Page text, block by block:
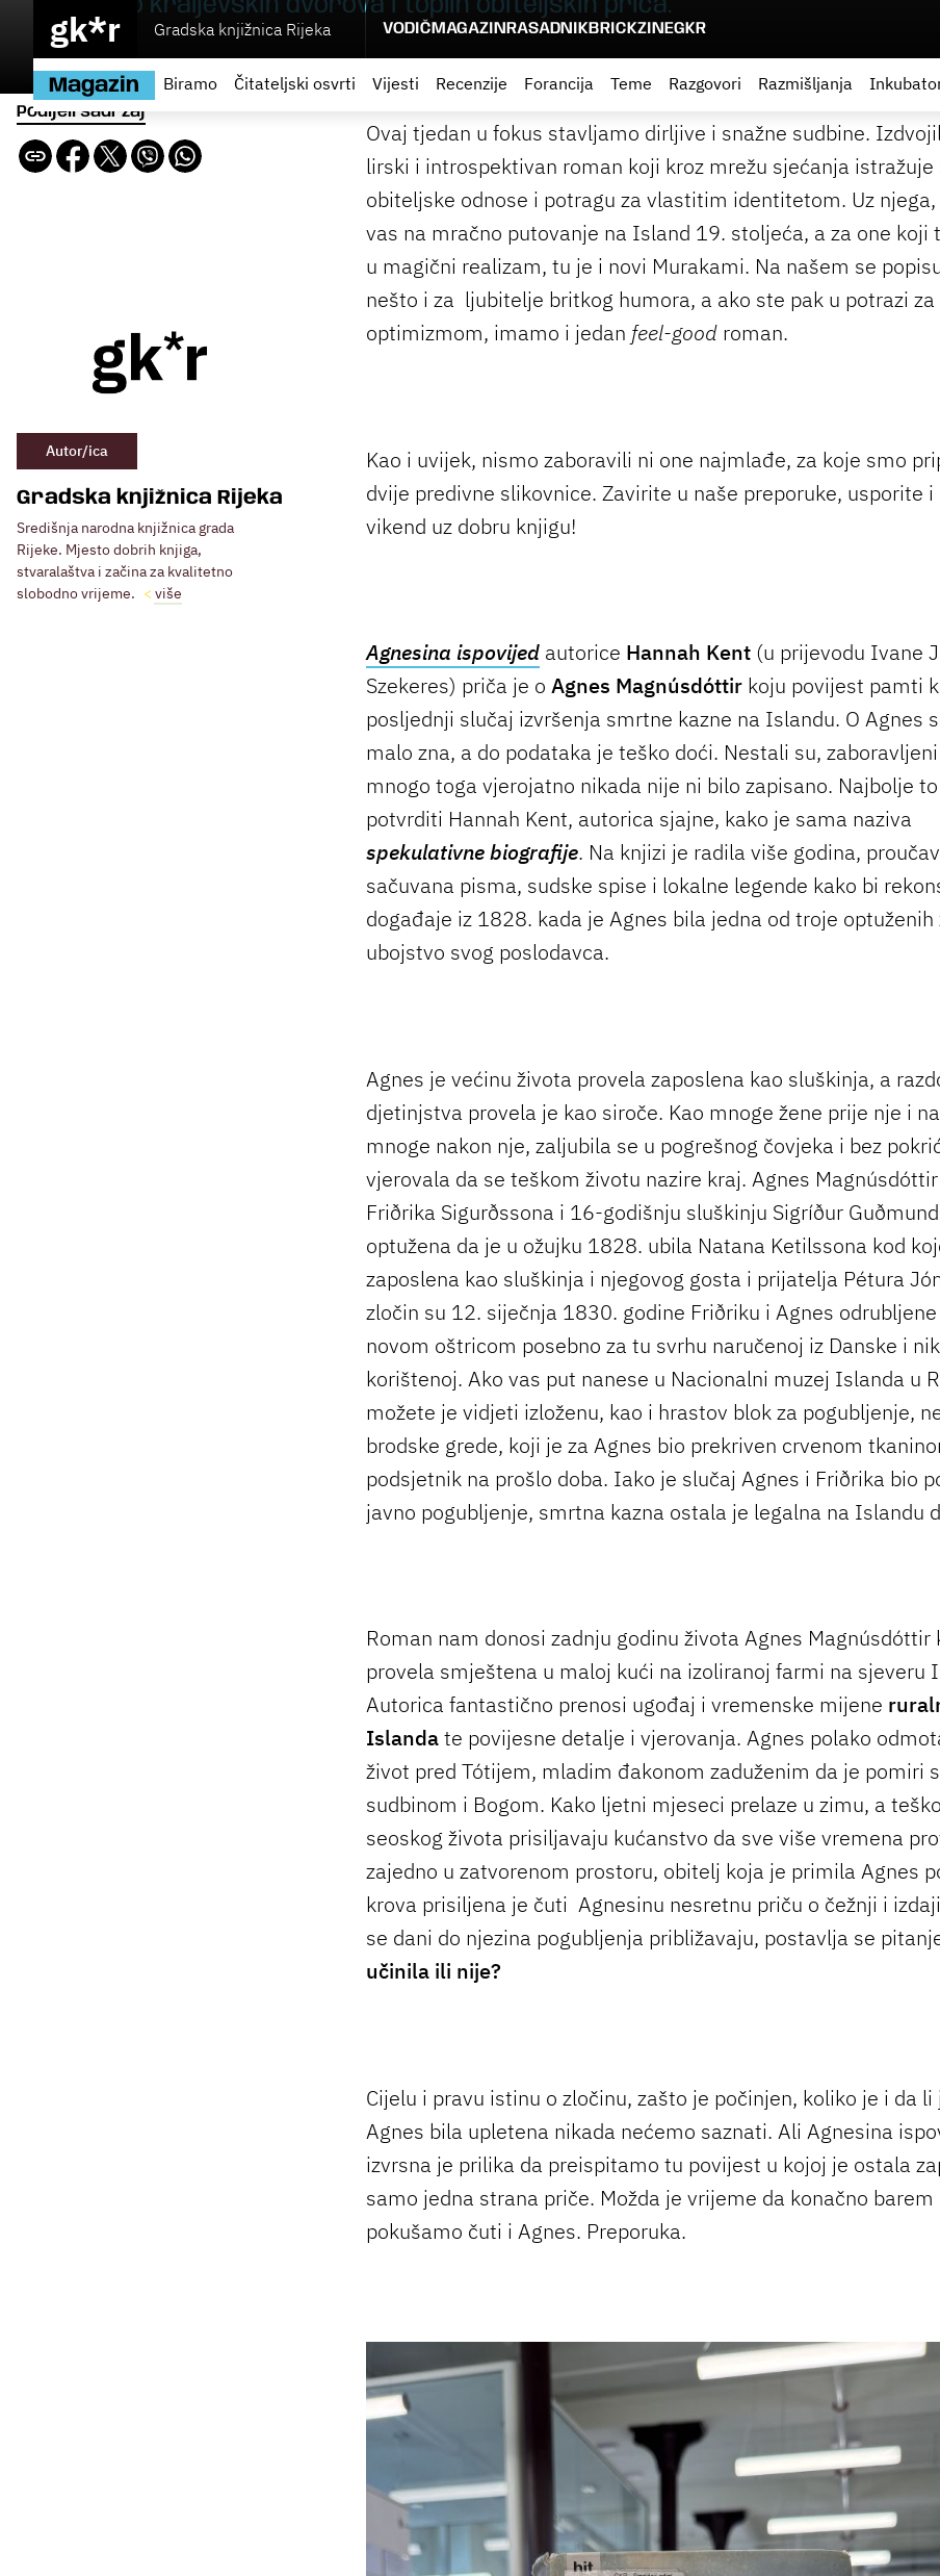
gk*r Gradska knjižnica Rijeka VODIČMAGAZINRASADNIKBRICKZINEGKR
Magazin Biramo Čitateljski osvrti Vijesti Recenzije Forancija Teme Razgovori Razmišljanja
zidina, do kraljevskih dvorova i toplih obiteljskih priča.
Podijeli sadržaj
Autor/ica
Gradska knjižnica Rijeka
Središnja narodna knjižnica grada
Rijeke. Mjesto dobrih knjiga,
stvaralaštva i začina za kvalitetno
slobodno vrijeme.
više
Ovaj tjedan u fokus stavljamo dirljive i snažne sudbine.
lirski i introspektivan roman koji kroz mrežu sjećanja istražuje
obiteljske odnose i potragu za vlastitim identitetom. Uz
vas na mračno putovanje na Island 19. stoljeća, a za one koji
u magični realizam, tu je i novi Murakami. Na našem se
nešto i za ljubitelje britkog humora, a ako ste pak u potrazi za
optimizmom, imamo i jedan feel-good roman.
Kao i uvijek, nismo zaboravili ni one najmlađe, za koje smo
dvije predivne slikovnice. Zavirite u naše preporuke, usporite
vikend uz dobru knjigu!
Agnesina ispovijed autorice Hannah Kent (u prijevodu Ivane
Szekeres) priča je o Agnes Magnúsdóttir koju povijest pamti
posljednji slučaj izvršenja smrtne kazne na Islandu. O Agnes
malo zna, a do podataka je teško doći. Nestali su,
mnogo toga vjerojatno nikada nije ni bilo zapisano. Najbolje
potvrditi Hannah Kent, autorica sjajne, kako je sama naziva
spekulativne biografije. Na knjizi je radila više godina,
sačuvana pisma, sudske spise i lokalne legende kako bi
događaje iz 1828. kada je Agnes bila jedna od troje optuženih
ubojstvo svog poslodavca.
Agnes je većinu života provela zaposlena kao sluškinja, a
djetinjstva provela je kao siroče. Kao mnoge žene prije nje i
mnoge nakon nje, zaljubila se u pogrešnog čovjeka i bez
vjerovala da se teškom životu nazire kraj. Agnes
Friðrika Sigurðssona i 16-godišnju sluškinju Sigríður
optužena da je u ožujku 1828. ubila Natana Ketilssona kod
zaposlena kao sluškinja i njegovog gosta i prijatelja Pétura
zločin su 12. siječnja 1830. godine Friðriku i Agnes
novom oštricom posebno za tu svrhu naručenoj iz Danske i
korištenoj. Ako vas put nanese u Nacionalni muzej Islanda u
možete je vidjeti izloženu, kao i hrastov blok za pogubljenje,
brodske grede, koji je za Agnes bio prekriven crvenom
podsjetnik na prošlo doba. Iako je slučaj Agnes i Friðrika bio
javno pogubljenje, smrtna kazna ostala je legalna na Islandu
Roman nam donosi zadnju godinu života Agnes Magnúsdóttir
provela smještena u maloj kući na izoliranoj farmi na sjeveru
Autorica fantastično prenosi ugođaj i vremenske mijene
Islandate povijesne detalje i vjerovanja. Agnes polako
život pred Tótijem, mladim đakonom zaduženim da je pomiri
sudbinom i Bogom. Kako ljetni mjeseci prelaze u zimu, a
seoskog života prisiljavaju kućanstvo da sve više vremena
zajedno u zatvorenom prostoru, obitelj koja je primila Agnes
krova prisiljena je čuti Agnesinu nesretnu priču o čežnji i
se dani do njezina pogubljenja približavaju, postavlja se
učinila ili nije?
Cijelu i pravu istinu o zločinu, zašto je počinjen, koliko je i da li
Agnes bila upletena nikada nećemo saznati. Ali Agnesina
izvrsna je prilika da preispitamo tu povijest u kojoj je ostala
samo jedna strana priče. Možda je vrijeme da konačno barem
pokušamo čuti i Agnes. Preporuka.